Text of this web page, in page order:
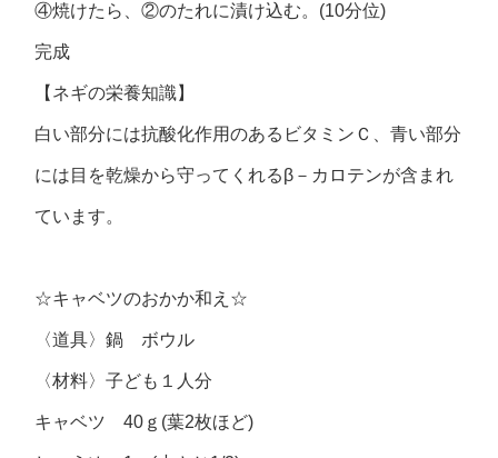
④焼けたら、②のたれに漬け込む。(10分位)
完成
【ネギの栄養知識】
白い部分には抗酸化作用のあるビタミンＣ、青い部分
には目を乾燥から守ってくれるβ－カロテンが含まれ
ています。
☆キャベツのおかか和え☆
〈道具〉鍋 ボウル
〈材料〉子ども１人分
キャベツ 40ｇ(葉2枚ほど)